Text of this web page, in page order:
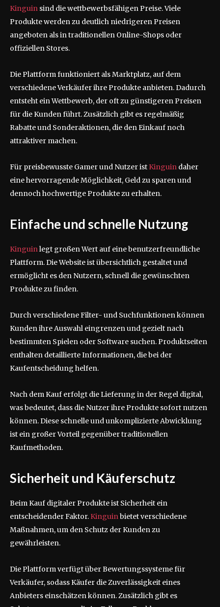
Kinguin sind die wettbewerbsfähigen Preise. Viele
Produkte werden zu deutlich niedrigeren Preisen
angeboten als in traditionellen Online-Shops oder
offiziellen Stores.
Die Plattform funktioniert als Marktplatz, auf dem
verschiedene Verkäufer ihre Produkte anbieten. Dadurch
entsteht ein Wettbewerb, der oft zu günstigeren Preisen
für die Kunden führt. Zusätzlich gibt es regelmäßig
Rabatte und Sonderaktionen, die den Einkauf noch
attraktiver machen.
Für preisbewusste Gamer und Nutzer ist Kinguin daher
eine hervorragende Möglichkeit, Geld zu sparen und
dennoch hochwertige Produkte zu erhalten.
Einfache und schnelle Nutzung
Kinguinlegt großen Wert auf eine benutzerfreundliche
Plattform. Die Website ist übersichtlich gestaltet und
ermöglicht es den Nutzern, schnell die gewünschten
Produkte zu finden.
Durch verschiedene Filter- und Suchfunktionen können
Kunden ihre Auswahl eingrenzen und gezielt nach
bestimmten Spielen oder Software suchen. Produktseiten
enthalten detaillierte Informationen, die bei der
Kaufentscheidung helfen.
Nach dem Kauf erfolgt die Lieferung in der Regel digital,
was bedeutet, dass die Nutzer ihre Produkte sofort nutzen
können. Diese schnelle und unkomplizierte Abwicklung
ist ein großer Vorteil gegenüber traditionellen
Kaufmethoden.
Sicherheit und Käuferschutz
Beim Kauf digitaler Produkte ist Sicherheit ein
entscheidender Faktor. Kinguinbietet verschiedene
Maßnahmen, um den Schutz der Kunden zu
gewährleisten.
Die Plattform verfügt über Bewertungssysteme für
Verkäufer, sodass Käufer die Zuverlässigkeit eines
Anbieters einschätzen können. Zusätzlich gibt es